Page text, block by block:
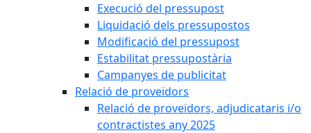
Execució del pressupost
Liquidació dels pressupostos
Modificació del pressupost
Estabilitat pressupostària
Campanyes de publicitat
Relació de proveïdors
Relació de proveïdors, adjudicataris i/o
contractistes any 2025